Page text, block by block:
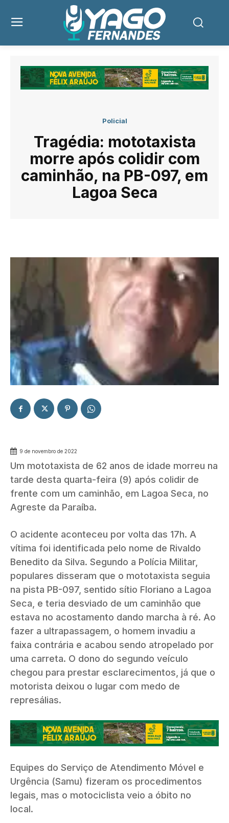
Policial
Tragédia: mototaxista
morre após colidir com
caminhão, na PB-097, em
Lagoa Seca
9 de novembro de 2022
Um mototaxista de 62 anos de idade morreu na
tarde desta quarta-feira (9) após colidir de
frente com um caminhão, em Lagoa Seca, no
Agreste da Paraíba.
O acidente aconteceu por volta das 17h. A
vítima foi identificada pelo nome de Rivaldo
Benedito da Silva. Segundo a Polícia Militar,
populares disseram que o mototaxista seguia
na pista PB-097, sentido sítio Floriano a Lagoa
Seca, e teria desviado de um caminhão que
estava no acostamento dando marcha à ré. Ao
fazer a ultrapassagem, o homem invadiu a
faixa contrária e acabou sendo atropelado por
uma carreta. O dono do segundo veículo
chegou para prestar esclarecimentos, já que o
motorista deixou o lugar com medo de
represálias.
Equipes do Serviço de Atendimento Móvel e
Urgência (Samu) fizeram os procedimentos
legais, mas o motociclista veio a óbito no
local.